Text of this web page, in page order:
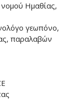
Ημαθίας,
γεωπόνο,
παραλαβών